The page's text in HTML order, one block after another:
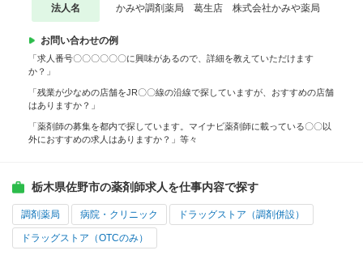
法人名 かみや調剤薬局 葛生店 株式会社かみや薬局
お問い合わせの例
「求人番号〇〇〇〇〇〇に興味があるので、詳細を教えていただけます
か？」
「残業が少なめの店舗をJR〇〇線の沿線で探していますが、おすすめの店舗
はありますか？」
「薬剤師の募集を都内で探しています。マイナビ薬剤師に載っている〇〇以
外におすすめの求人はありますか？」等々
栃木県佐野市の薬剤師求人を仕事内容で探す
調剤薬局 病院・クリニック ドラッグストア（調剤併設）
ドラッグストア（OTCのみ）